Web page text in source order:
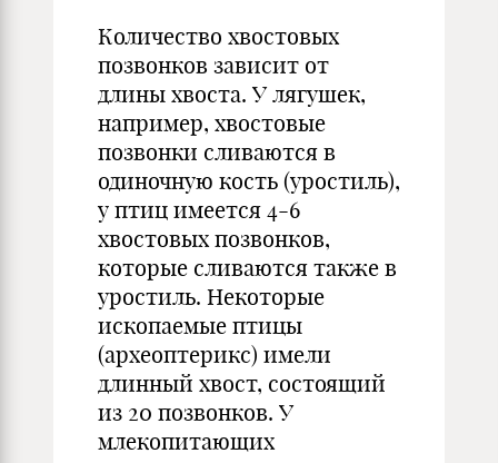
Количество хвостовых
позвонков зависит от
длины хвоста. У лягушек,
например, хвостовые
позвонки сливаются в
одиночную кость (уростиль),
у птиц имеется 4-6
хвостовых позвонков,
которые сливаются также в
уростиль. Некоторые
ископаемые птицы
(археоптерикс) имели
длинный хвост, состоящий
из 20 позвонков. У
млекопитающих